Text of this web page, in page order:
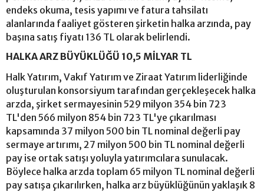
endeks okuma, tesis yapımı ve fatura tahsilatı
alanlarında faaliyet gösteren şirketin halka arzında, pay
başına satış fiyatı 136 TL olarak belirlendi.
HALKA ARZ BÜYÜKLÜĞÜ 10,5 MİLYAR TL
Halk Yatırım, Vakıf Yatırım ve Ziraat Yatırım liderliğinde
oluşturulan konsorsiyum tarafından gerçekleşecek halka
arzda, şirket sermayesinin 529 milyon 354 bin 723
TL'den 566 milyon 854 bin 723 TL'ye çıkarılması
kapsamında 37 milyon 500 bin TL nominal değerli pay
sermaye artırımı, 27 milyon 500 bin TL nominal değerli
pay ise ortak satışı yoluyla yatırımcılara sunulacak.
Böylece halka arzda toplam 65 milyon TL nominal değerli
pay satışa çıkarılırken, halka arz büyüklüğünün yaklaşık 8